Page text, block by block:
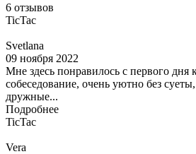
6 отзывов
TicTac
Svetlana
09 ноября 2022
Мне здесь понравилось с первого дня
собеседование, очень уютно без
дружные...
Подробнее
TicTac
Vera